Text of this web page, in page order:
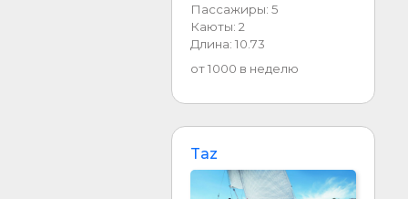
Пассажиры: 5
Каюты: 2
Длина: 10.73
от 1000 в неделю
Taz